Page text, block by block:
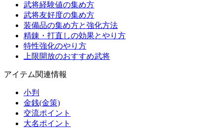
武将経験値の集め方
武将友好度の集め方
装備品の集め方と強化方法
精錬・打直しの効果とやり方
特性強化のやり方
上限開放のおすすめ武将
アイテム関連情報
小判
金銭(金策)
交流ポイント
大名ポイント